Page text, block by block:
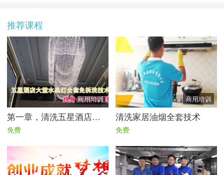
推荐课程
商用培训
第一章，清洗五星酒店大型水晶灯全套技术|免拆洗技术流程
免费
商用培训
清洗家居油烟全套技术
免费